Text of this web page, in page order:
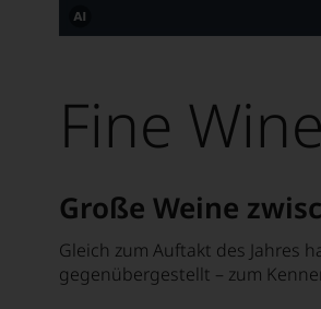
Dieses
von
KI
verändert.
Fine
Große Weine
Gleich zum Auftakt des Jahres
gegenübergestellt – zum